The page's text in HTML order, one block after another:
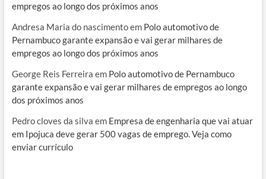
empregos ao longo dos próximos anos
Andresa Maria do nascimentoem Polo automotivo de
Pernambuco garante expansão e vai gerar milhares de
empregos ao longo dos próximos anos
George Reis Ferreira em Polo automotivo de Pernambuco
garante expansão e vai gerar milhares de empregos ao longo
dos próximos anos
Pedro cloves da silva em Empresa de engenharia que vai atuar
em Ipojuca deve gerar 500 vagas de emprego. Veja como
enviar currículo